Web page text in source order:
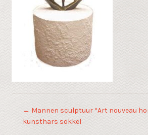
← Mannen sculptuur “Art nouveau
kunsthars sokkel